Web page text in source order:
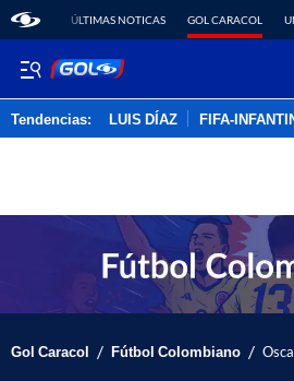
ÚLTIMAS NOTICAS GOL CARACOL
Tendencias: LUIS DÍAZ FIFA-
Gol Caracol / Fútbol Colombiano /